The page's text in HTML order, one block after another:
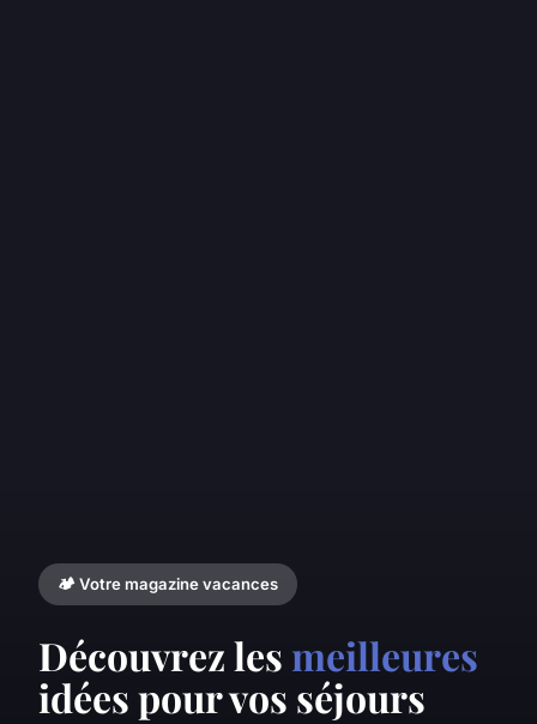
🏕️ Votre magazine vacances
Découvrez les meilleures
idées pour vos séjours